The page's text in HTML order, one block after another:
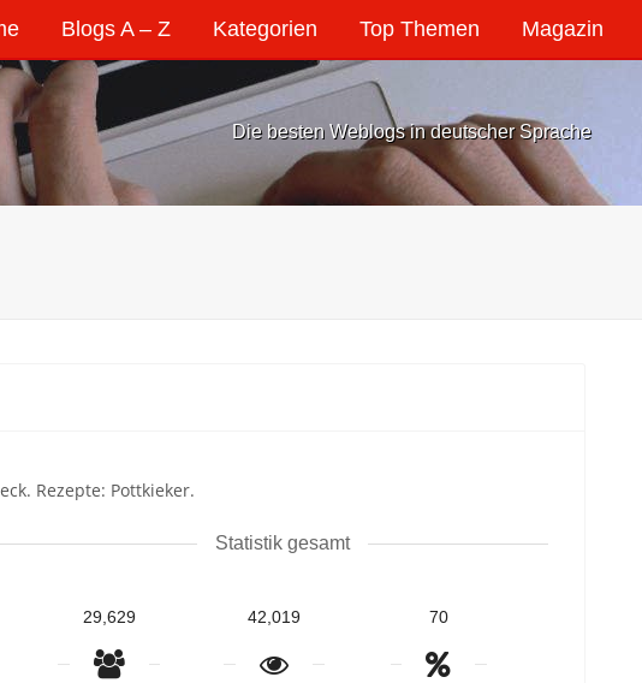
Blogs A – Z Kategorien Top Themen Magazin
Die besten Weblogs in deutscher Sprache
Rezepte: Pottkieker.
Statistik gesamt
29,629 42,019 70